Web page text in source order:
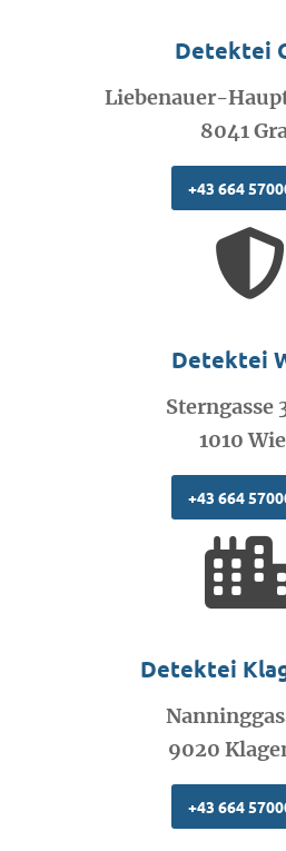
Detektei
Liebenauer-
8041
+43 664
Detektei
Sterngasse
1010
+43 664
Detektei
9020
+43 664